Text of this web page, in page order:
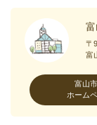
〒
富
富山
ホーム